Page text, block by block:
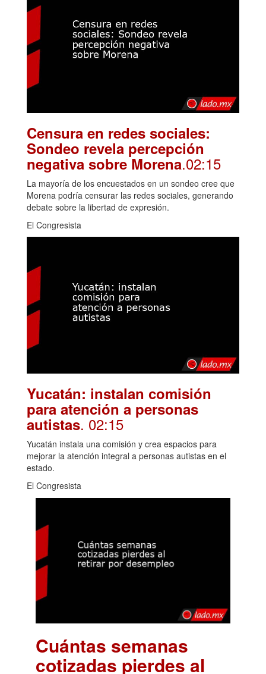
Censura en redes sociales:
Sondeo revela percepción
negativa sobre Morena.02:15
La mayoría de los encuestados en un sondeo cree que
Morena podría censurar las redes sociales, generando
debate sobre la libertad de expresión.
El Congresista
Yucatán: instalan comisión
para atención a personas
autistas. 02:15
Yucatán instala una comisión y crea espacios para
mejorar la atención integral a personas autistas en el
estado.
El Congresista
Cuántas semanas
cotizadas pierdes al